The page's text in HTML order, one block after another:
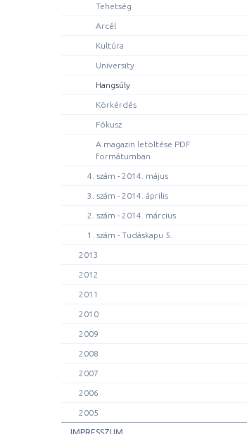
Tehetség
Arcél
Kultúra
University
Hangsúly
Körkérdés
Fókusz
A magazin letöltése PDF
formátumban
4. szám - 2014. május
3. szám - 2014. április
2. szám - 2014. március
1. szám - Tudáskapu 5.
2013
2012
2011
2010
2009
2008
2007
2006
2005